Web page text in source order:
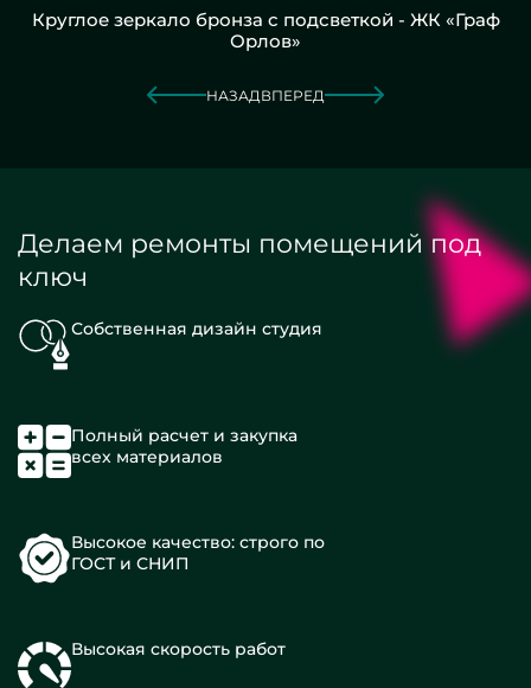
Круглое зеркало бронза с подсветкой - ЖК «Граф
Орлов»
НАЗАД ВПЕРЕД
Делаем ремонты помещений под
ключ
Собственная дизайн студия
Полный расчет и закупка
всех материалов
Высокое качество: строго по
ГОСТ и СНИП
Высокая скорость работ